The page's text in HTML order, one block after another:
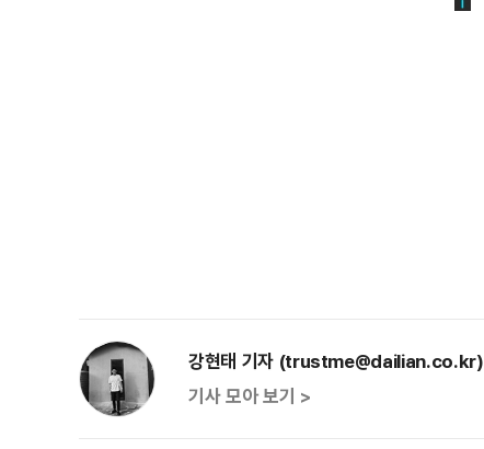
강현태 기자 (trustme@dailian.co.kr)
기사 모아 보기 >